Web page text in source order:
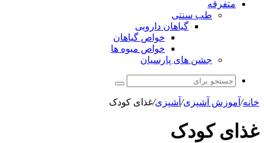
متفرقه
طب سنتی
گیاهان دارویی
خواص گیاهان
خواص میوه ها
جشن های پارسیان
جستجو
برای
خانه/ آموزش آشپزی/ آشپزی/غذای کودک
غذای کودک